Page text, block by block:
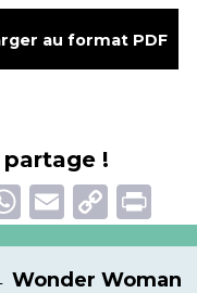
au format PDF
partage !
WhatsApp
Email
Copy
Link
Wonder Woman